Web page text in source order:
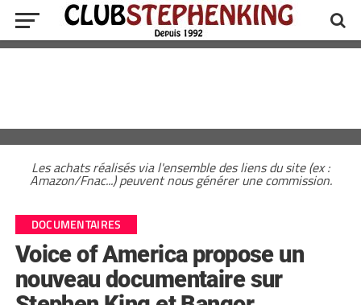
Les achats réalisés via l'ensemble des liens du site (ex :
Amazon/Fnac...) peuvent nous générer une commission.
DOCUMENTAIRES
Voice of America propose un
nouveau documentaire sur